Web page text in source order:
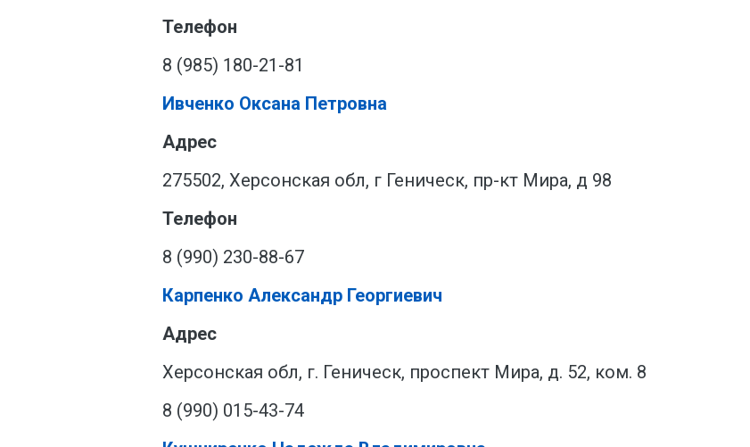
Телефон
8 (985) 180-21-81
Ивченко Оксана Петровна
Адрес
275502, Херсонская обл, г Геническ, пр-кт Мира, д 98
Телефон
8 (990) 230-88-67
Карпенко Александр Георгиевич
Адрес
Херсонская обл, г. Геническ, проспект Мира, д. 52, ком. 8
8 (990) 015-43-74